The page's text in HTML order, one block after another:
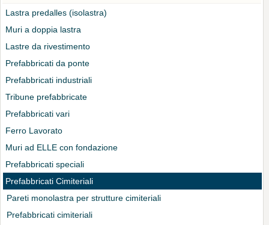
Lastra predalles (isolastra)
Muri a doppia lastra
Lastre da rivestimento
Prefabbricati da ponte
Prefabbricati industriali
Tribune prefabbricate
Prefabbricati vari
Ferro Lavorato
Muri ad ELLE con fondazione
Prefabbricati speciali
Prefabbricati Cimiteriali
Pareti monolastra per strutture cimiteriali
Prefabbricati cimiteriali